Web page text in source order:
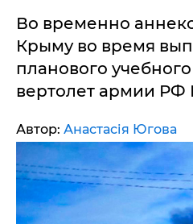
Во временно
Крыму во время
планового
вертолет армии РФ
Автор: Анастасія Югова